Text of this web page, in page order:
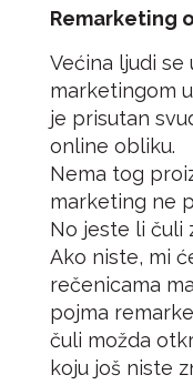
Remarketing
Većina ljudi se
marketingom
je prisutan
online obliku.
Nema tog
marketing ne
No jeste li čuli
Ako niste, mi
rečenicama
pojma
čuli možda
koju još niste